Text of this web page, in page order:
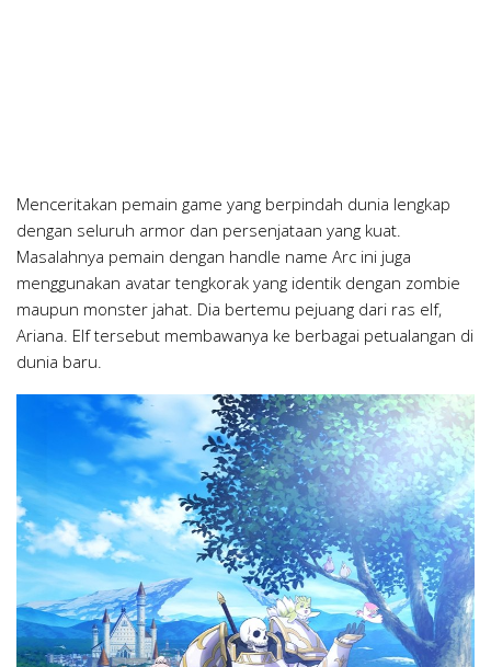
Menceritakan pemain game yang berpindah dunia lengkap
dengan seluruh armor dan persenjataan yang kuat.
Masalahnya pemain dengan handle name Arc ini juga
menggunakan avatar tengkorak yang identik dengan zombie
maupun monster jahat. Dia bertemu pejuang dari ras elf,
Ariana. Elf tersebut membawanya ke berbagai petualangan di
dunia baru.